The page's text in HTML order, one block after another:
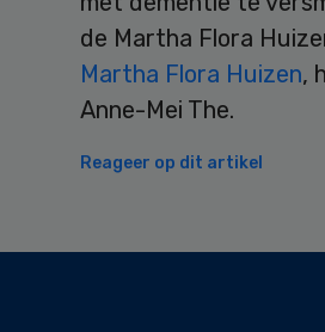
de Martha Flora
Martha Flora Huizen,
Anne-Mei The.
Reageer op dit artikel